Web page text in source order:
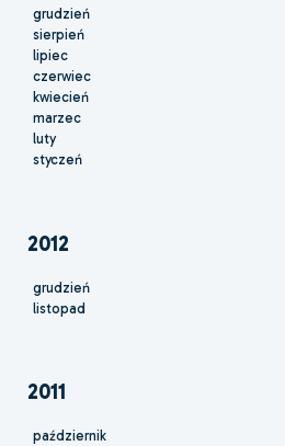
grudzień
sierpień
lipiec
czerwiec
kwiecień
marzec
luty
styczeń
2012
grudzień
listopad
2011
październik